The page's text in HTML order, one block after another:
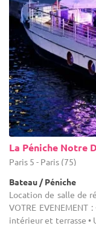
La Péniche Notre
Paris 5 - Paris (75)
Bateau / Péniche
Location de salle de
VOTRE
intérieur et terrasse •